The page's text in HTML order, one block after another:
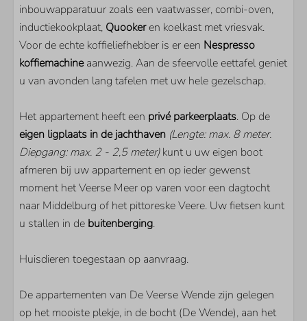
Aantal tweepersoonsbedden: 2
WOONRUIMTE
Smart TV
inbouwapparatuur zoals een vaatwasser, combi-oven,
inductiekookplaat, Quookeren koelkast met vriesvak.
Voor de echte koffieliefhebber is er een Nespresso
koffiemachineaanwezig. Aan de sfeervolle eettafel geniet
u van avonden lang tafelen met uw hele gezelschap.
Het appartement heeft een privé parkeerplaats. Op de
eigen ligplaats in de jachthaven (Lengte: max. 8 meter.
Diepgang: max. 2 - 2,5 meter) kunt u uw eigen boot
afmeren bij uw appartement en op ieder gewenst
moment het Veerse Meer op varen voor een dagtocht
naar Middelburg of het pittoreske Veere. Uw fietsen kunt
u stallen in de buitenberging.
Huisdieren toegestaan op aanvraag.
De appartementen van De Veerse Wende zijn gelegen
op het mooiste plekje, in de bocht (De Wende), aan het